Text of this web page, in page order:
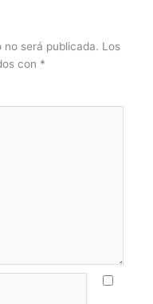
será publicada. Los
con *